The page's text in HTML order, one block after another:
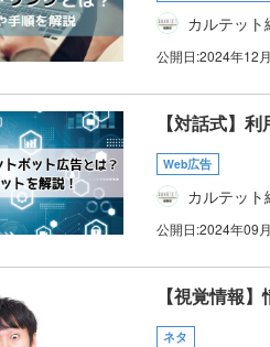
カルテット
公開日:2024年12
【対話式】
Web広告
カルテット
公開日:2024年09
【視覚情報
ネタ